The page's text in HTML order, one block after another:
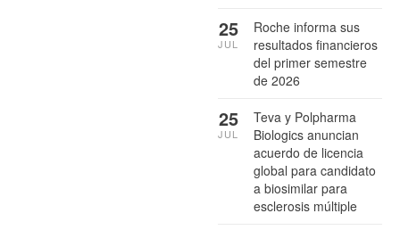
Roche informa sus
resultados financieros
del primer semestre
de 2026
25
JUL
Teva y Polpharma
Biologics anuncian
acuerdo de licencia
global para candidato
a biosimilar para
esclerosis múltiple
25
JUL